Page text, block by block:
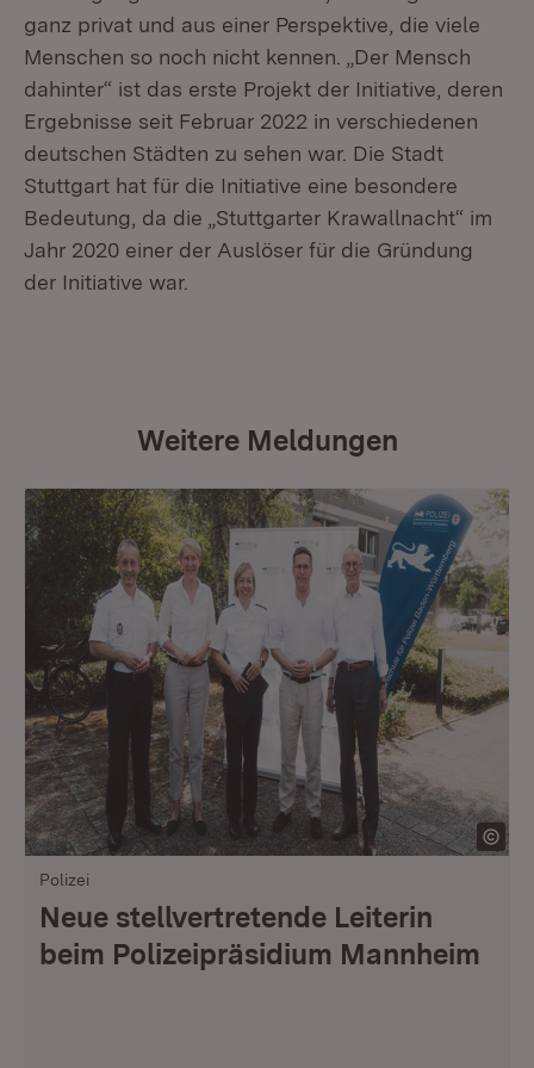
ganz privat und aus einer Perspektive, die viele
Menschen so noch nicht kennen. „Der Mensch
dahinter“ ist das erste Projekt der Initiative, deren
Ergebnisse seit Februar 2022 in verschiedenen
deutschen Städten zu sehen war. Die Stadt
Stuttgart hat für die Initiative eine besondere
Bedeutung, da die „Stuttgarter Krawallnacht“ im
Jahr 2020 einer der Auslöser für die Gründung
der Initiative war.
Weitere Meldungen
Polizei
Neue stellvertretende Leiterin
beim Polizeipräsidium Mannheim